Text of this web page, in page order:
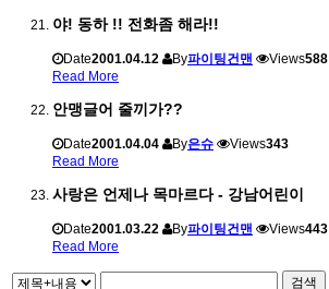
야! 동하 !! 전화좀 해라!!
Date2001.04.12 By파이팅건맨 Views588
Read More
안맹글어 줄끼가??
Date2001.04.04 By은슈 Views343
Read More
사랑은 언제나 목마르다 - 강남어린이
Date2001.03.22 By파이팅건맨 Views443
Read More
검색